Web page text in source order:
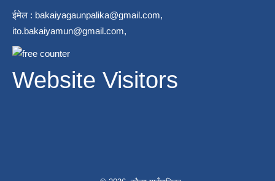
ईमेल : bakaiyagaunpalika@gmail.com,
ito.bakaiyamun@gmail.com,
Website Visitors